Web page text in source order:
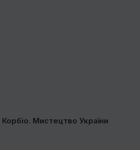
Корбіо. Мистецтво України